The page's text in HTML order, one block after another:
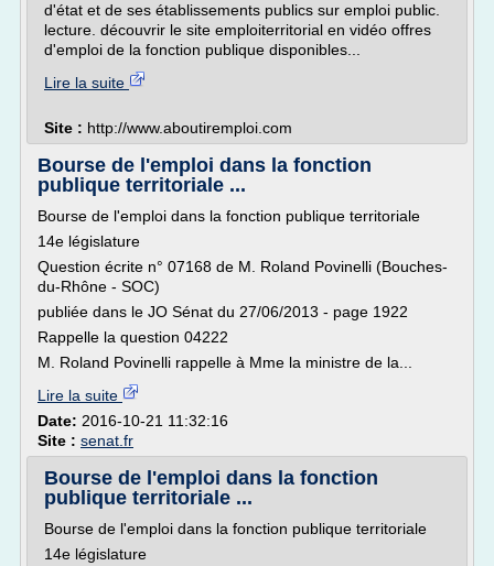
d'état et de ses établissements publics sur emploi public.
lecture. découvrir le site emploiterritorial en vidéo offres
d'emploi de la fonction publique disponibles...
Lire la suite
Site : http://www.aboutiremploi.com
Bourse de l'emploi dans la fonction
publique territoriale ...
Bourse de l'emploi dans la fonction publique territoriale
14e législature
Question écrite n° 07168 de M. Roland Povinelli (Bouches-
du-Rhône - SOC)
publiée dans le JO Sénat du 27/06/2013 - page 1922
Rappelle la question 04222
M. Roland Povinelli rappelle à Mme la ministre de la...
Lire la suite
Date: 2016-10-21 11:32:16
Site : senat.fr
Bourse de l'emploi dans la fonction
publique territoriale ...
Bourse de l'emploi dans la fonction publique territoriale
14e législature